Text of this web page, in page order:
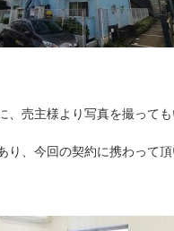
、売主様より写真を撮って
り、今回の契約に携わって